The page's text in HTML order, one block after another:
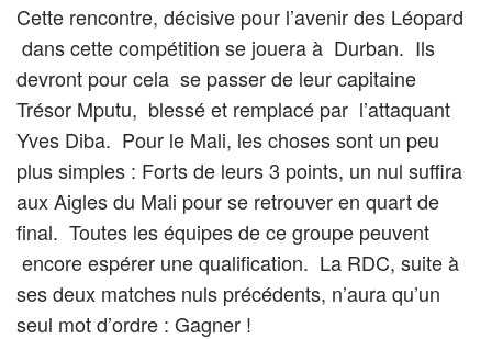
Cette rencontre, décisive pour l’avenir des Léopard
dans cette compétition se jouera à Durban. Ils
devront pour cela se passer de leur capitaine
Trésor Mputu, blessé et remplacé par l’attaquant
Yves Diba. Pour le Mali, les choses sont un peu
plus simples : Forts de leurs 3 points, un nul suffira
aux Aigles du Mali pour se retrouver en quart de
final. Toutes les équipes de ce groupe peuvent
encore espérer une qualification. La RDC, suite à
ses deux matches nuls précédents, n’aura qu’un
seul mot d’ordre : Gagner !